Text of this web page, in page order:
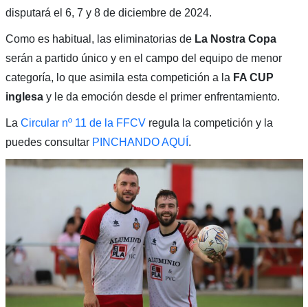
disputará el 6, 7 y 8 de diciembre de 2024.
Como es habitual, las eliminatorias de La Nostra Copa
serán a partido único y en el campo del equipo de menor
categoría, lo que asimila esta competición a la FA CUP
inglesay le da emoción desde el primer enfrentamiento.
La Circular nº 11 de la FFCV regula la competición y la
puedes consultar PINCHANDO AQUÍ .